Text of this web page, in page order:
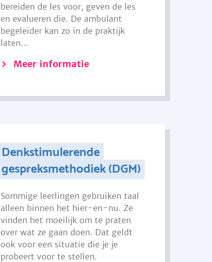
bereiden de les voor, geven de les
en evalueren die. De ambulant
begeleider kan zo in de praktijk
laten...
Meer informatie
Denkstimulerende
gespreksmethodiek (DGM)
Sommige leerlingen gebruiken taal
alleen binnen het hier-en-nu. Ze
vinden het moeilijk om te praten
over wat ze gaan doen. Dat geldt
ook voor een situatie die je je
probeert voor te stellen.